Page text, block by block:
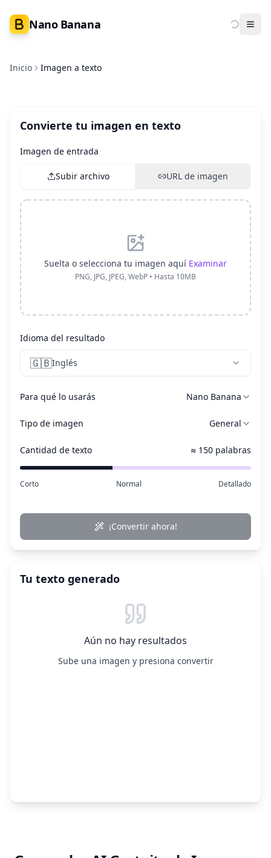
Nano Banana
Inicio Imagen a texto
Convierte tu imagen en texto
Imagen de entrada
Subir archivo URL de imagen
Suelta o selecciona tu imagen aquí Examinar
PNG, JPG, JPEG, WebP • Hasta 10MB
Idioma del resultado
🇬🇧Inglés
Para qué lo usarás Nano Banana
Tipo de imagen General
Cantidad de texto ≈ 150 palabras
Corto Normal Detallado
¡Convertir ahora!
Tu texto generado
Aún no hay resultados
Sube una imagen y presiona convertir